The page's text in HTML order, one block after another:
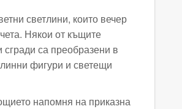
светлини, които вечер
Някои от къщите
сгради са преобразени в
фигури и светещи
напомня на приказна